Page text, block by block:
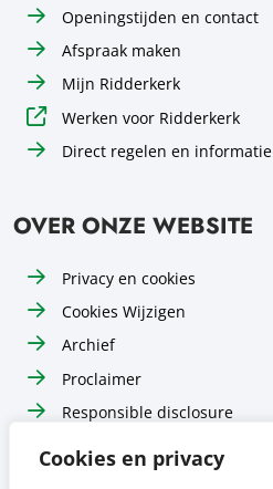
Cookies en privacy
Openingstijden en contact
Afspraak maken
Mijn Ridderkerk
Werken voor Ridderkerk
Direct regelen en informatie
OVER ONZE WEBSITE
Privacy en cookies
Cookies Wijzigen
Archief
Proclaimer
Responsible disclosure
Toegankelijkheid